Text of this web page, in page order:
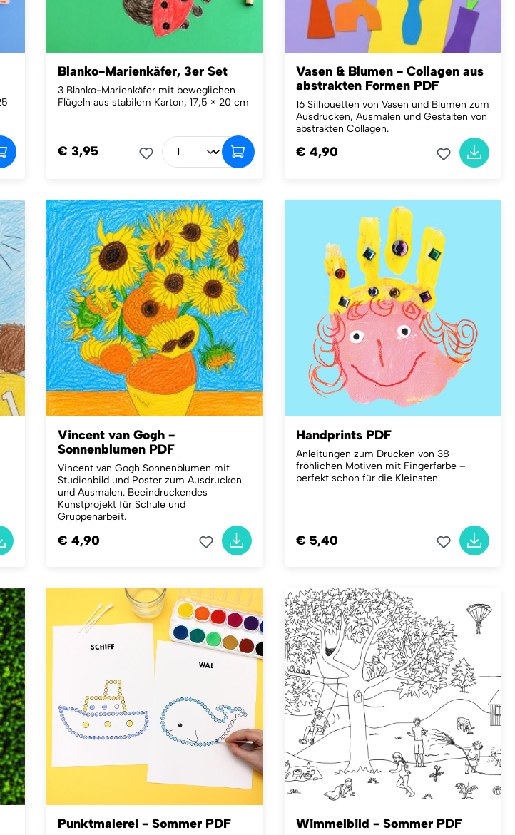
Blanko-Marienkäfer, 3er Set
3 Blanko-Marienkäfer mit beweglichen
Flügeln aus stabilem Karton, 17,5 × 20 cm
€ 3,95
Vasen & Blumen - Collagen aus
abstrakten Formen PDF
16 Silhouetten von Vasen und Blumen zum
Ausdrucken, Ausmalen und Gestalten von
abstrakten Collagen.
€ 4,90
Vincent van Gogh -
Sonnenblumen PDF
Vincent van Gogh Sonnenblumen mit
Studienbild und Poster zum Ausdrucken
und Ausmalen. Beeindruckendes
Kunstprojekt für Schule und
Gruppenarbeit.
€ 4,90
Handprints PDF
Anleitungen zum Drucken von 38
fröhlichen Motiven mit Fingerfarbe –
perfekt schon für die Kleinsten.
€ 5,40
Punktmalerei - Sommer PDF Wimmelbild - Sommer PDF